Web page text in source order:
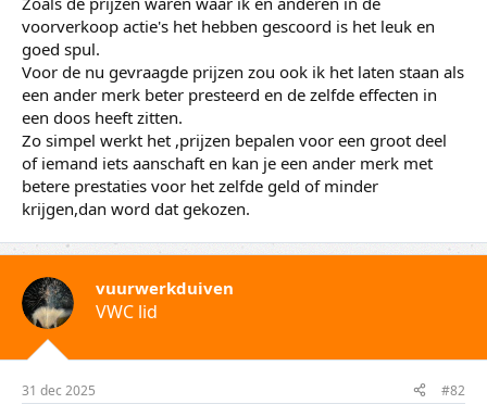
voorverkoop actie's het hebben gescoord is het leuk en
goed spul.
Voor de nu gevraagde prijzen zou ook ik het laten staan als
een ander merk beter presteerd en de zelfde effecten in
een doos heeft zitten.
Zo simpel werkt het ,prijzen bepalen voor een groot deel
of iemand iets aanschaft en kan je een ander merk met
betere prestaties voor het zelfde geld of minder
krijgen,dan word dat gekozen.
vuurwerkduiven
VWC lid
31 dec 2025 #82